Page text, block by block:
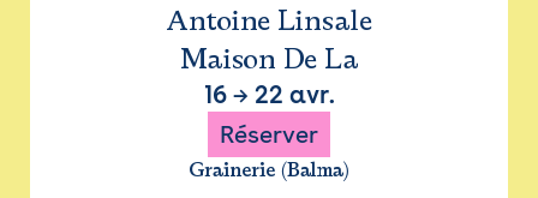
Antoine Linsale
Maison De La
16→ 22 avr.
Réserver
Grainerie (Balma)